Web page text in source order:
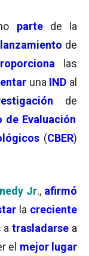
partede la
lanzamiento de
las
una IND al
de
de Evaluación
(CBER)
Jr., afirmó
la creciente
a trasladarse a
el mejor lugar